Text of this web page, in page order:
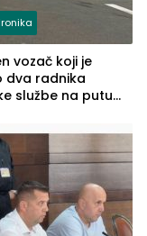
vozač koji je
dva radnika
službe na putu